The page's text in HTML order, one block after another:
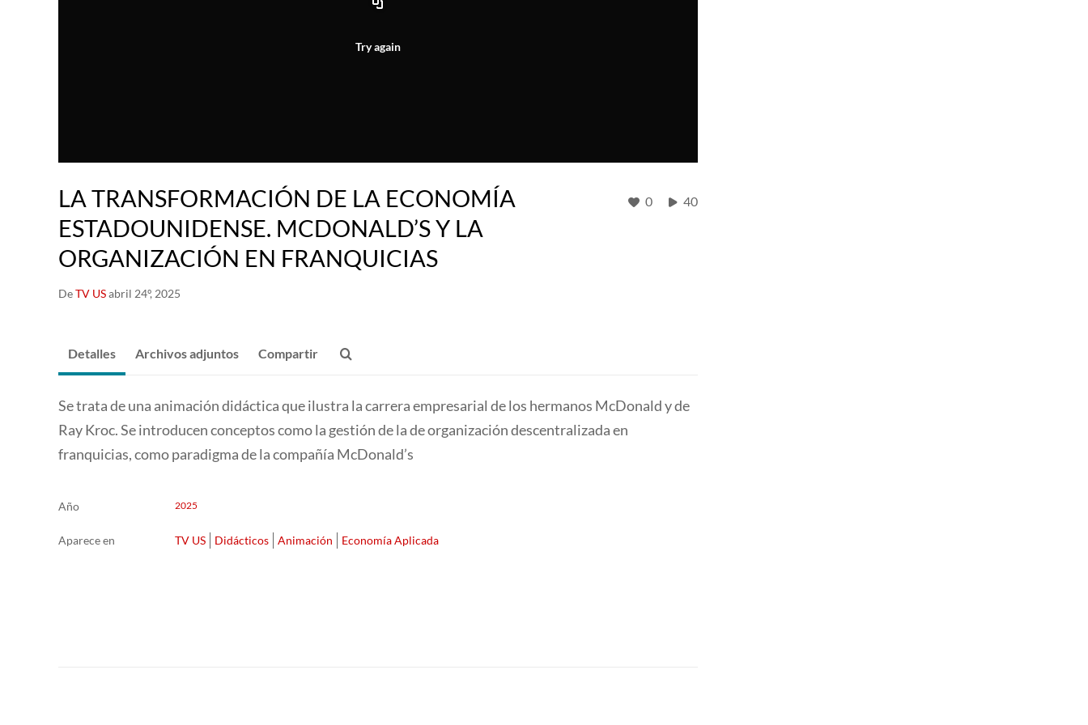
Try again
LA TRANSFORMACIÓN DE LA ECONOMÍA
ESTADOUNIDENSE. MCDONALD’S Y LA
ORGANIZACIÓN EN FRANQUICIAS
DeTV USabril 24º, 2025
0 40
Detalles Archivos adjuntos Compartir
Se trata de una animación didáctica que ilustra la carrera empresarial de los hermanos McDonald y de
Ray Kroc. Se introducen conceptos como la gestión de la de organización descentralizada en
franquicias, como paradigma de la compañía McDonald’s
Año 2025
Aparece en TV US Didácticos Animación Economía Aplicada